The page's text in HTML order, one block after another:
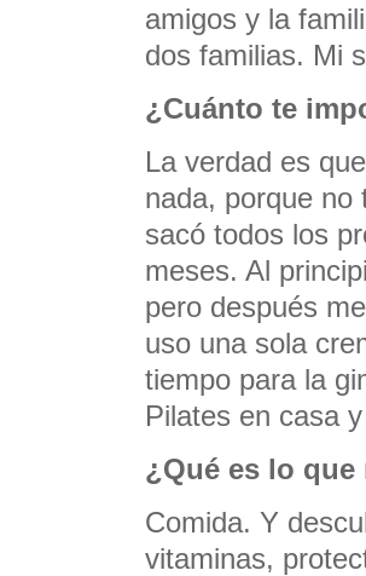
amigos y la
dos familias. Mi
¿Cuánto te
La verdad es
nada, porque no
sacó todos los
meses. Al
pero después
uso una sola
tiempo para la
Pilates en casa
¿Qué es lo
Comida. Y
vitaminas,